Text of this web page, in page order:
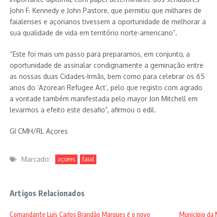
John F. Kennedy e John Pastore, que permitiu que milhares de
faialenses e açorianos tivessem a oportunidade de melhorar a
sua qualidade de vida em território norte-americano”.
“Este foi mais um passo para preparamos, em conjunto, a
oportunidade de assinalar condignamente a geminação entre
as nossas duas Cidades-Irmãs, bem como para celebrar os 65
anos do ‘Azorean Refugee Act’, pelo que registo com agrado
a vontade também manifestada pelo mayor Jon Mitchell em
levarmos a efeito este desafio”, afirmou o edil.
GI CMH/RL Açores
Marcado: açores faial
Artigos Relacionados
Comandante Luís Carlos Brandão Marques é o novo Município da